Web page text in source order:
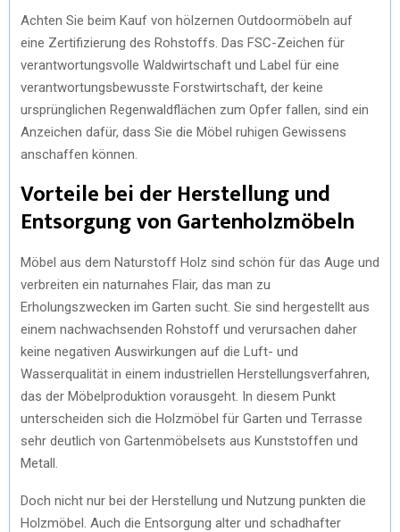
Achten Sie beim Kauf von hölzernen Outdoormöbeln auf
eine Zertifizierung des Rohstoffs. Das FSC-Zeichen für
verantwortungsvolle Waldwirtschaft und Label für eine
verantwortungsbewusste Forstwirtschaft, der keine
ursprünglichen Regenwaldflächen zum Opfer fallen, sind ein
Anzeichen dafür, dass Sie die Möbel ruhigen Gewissens
anschaffen können.
Vorteile bei der Herstellung und
Entsorgung von Gartenholzmöbeln
Möbel aus dem Naturstoff Holz sind schön für das Auge und
verbreiten ein naturnahes Flair, das man zu
Erholungszwecken im Garten sucht. Sie sind hergestellt aus
einem nachwachsenden Rohstoff und verursachen daher
keine negativen Auswirkungen auf die Luft- und
Wasserqualität in einem industriellen Herstellungsverfahren,
das der Möbelproduktion vorausgeht. In diesem Punkt
unterscheiden sich die Holzmöbel für Garten und Terrasse
sehr deutlich von Gartenmöbelsets aus Kunststoffen und
Metall.
Doch nicht nur bei der Herstellung und Nutzung punkten die
Holzmöbel. Auch die Entsorgung alter und schadhafter